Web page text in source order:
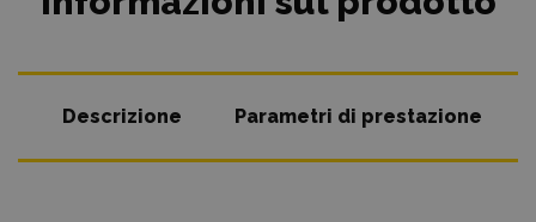
Descrizione Parametri di prestazione